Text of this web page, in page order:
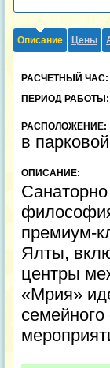
Описание Цены
РАСЧЕТНЫЙ ЧАС:
ПЕРИОД РАБОТЫ:
РАСПОЛОЖЕНИЕ:
в
ОПИСАНИЕ:
премиум-
Ялты,
центры
«Мрия»